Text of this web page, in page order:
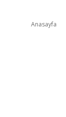
Anasayfa